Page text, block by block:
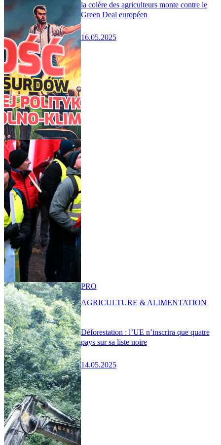
la colère des agriculteurs monte contre le
Green Deal européen
16.05.2025
Déforestation : l’UE n’inscrira que quatre
pays sur sa liste noire
14.05.2025
PRO
AGRICULTURE & ALIMENTATION